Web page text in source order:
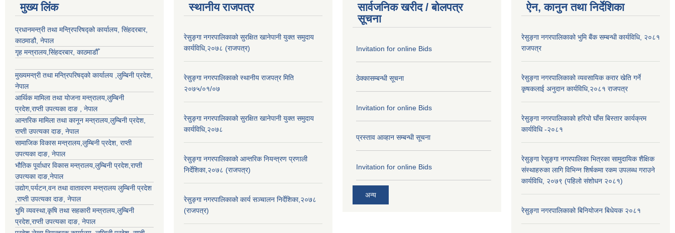
मुख्य लिंक
प्रधानमन्त्री तथा मन्त्रिपरिषद्को कार्यालय, सिंहदरबार,
काठमाडौ, नेपाल
गृह मन्त्रालय,सिंहदरबार, काठमाडौँ
मुख्यमन्त्री तथा मन्त्रिपरिषद्को कार्यालय ,लुम्बिनी प्रदेश,
नेपाल
आर्थिक मामिला तथा योजना मन्त्रालय, लुम्बिनी
प्रदेश ,राप्ती उपत्यका दाङ , नेपाल
आन्तरिक मामिला तथा कानून मन्त्रालय, लुम्बिनी प्रदेश
राप्ती उपत्यका दाङ , नेपाल
सामाजिक विकास मन्त्रालय, लुम्बिनी प्रदेश राप्ती
उपत्यका दाङ , नेपाल
भौतिक पूर्वाधार विकास मन्त्रालय, लुम्बिनी प्रदेश राप्ती
उपत्यका दाङ ,नेपाल
उद्याेग,पर्यटन,वन तथा वातावरण मन्त्रालय लुम्बिनी प्रदेश
राप्ती उपत्यका दाङ , नेपाल
भुमि व्यवस्था,कृषि तथा सहकारी मन्त्रालय, लुम्बिनी
प्रदेश राप्ती उपत्यका दाङ , नेपाल
स्थानीय राजपत्र
रेसुङ्गा नगरपालिकाको सुरक्षित खानेपानी युक्त समुदाय
कार्यविधि,२०७८ (राजपत्र)
रेसुङ्गा नगरपालिकाको स्थानीय राजपत्र मिति
२०७५/०१/०७
रेसुङ्गा नगरपालिकाको सुरक्षित खानेपानी युक्त समुदाय
कार्यविधि,२०७८
रेसुङ्गा नगरपालिकाको आन्तरिक नियन्त्रण प्रणाली
निर्देशिका,२०७८ (राजपत्र)
रेसुङ्गा नगरपालिकाको कार्य सञ्चालन निर्देशिका,२०७८
(राजपत्र)
सार्वजनिक खरीद / बोलपत्र
सूचना
Invitation for online Bids
ठेक्कासम्बन्धी सूचना
Invitation for online Bids
प्रस्ताव आव्हान सम्बन्धी सूचना
Invitation for online Bids
अन्य
ऐन, कानुन तथा निर्देशिका
रेसुङ्गा नगरपालिकाको भुमि बैंक सम्बन्धी कार्यविधि, २०८१
राजपत्र
रेसुङ्गा नगरपालिकाको व्यवसायिक करार खेति गर्ने
कृषकलाई अनुदान कार्यविधि,२०८१ राजपत्र
रेसुङ्गा नगरपालिकाको हरियो घाँस बिस्तार कार्यक्रम
कार्यविधि -२०८१
रेसुङ्गा रेसुङ्गा नगरपालिका भित्रका सामुदायिक शैक्षिक
संस्थाहरुका लागि विभिन्न शिर्षकमा रकम उपलब्ध गराउने
कार्यविधि, २०७९ (पहिलो संशोधन २०८१)
रेसुङ्गा नगरपालिकाको बिनियोजन बिधेयक २०८१